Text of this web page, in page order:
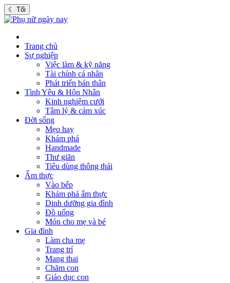
☾ Tối
Trang chủ
Sự nghiệp
Việc làm & kỹ năng
Tài chính cá nhân
Phát triển bản thân
Tình Yêu & Hôn Nhân
Kinh nghiệm cưới
Tâm lý & cảm xúc
Đời sống
Mẹo hay
Khám phá
Handmade
Thư giãn
Tiêu dùng thông thái
Ẩm thực
Vào bếp
Khám phá ẩm thực
Dinh dưỡng gia đình
Đồ uống
Món cho mẹ và bé
Gia đình
Làm cha mẹ
Trang trí
Mang thai
Chăm con
Giáo dục con